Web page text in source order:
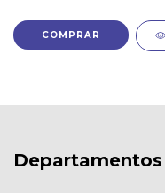
COMPRAR
Departamentos